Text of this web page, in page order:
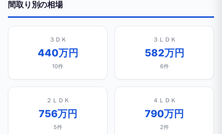
間取り別の相場
３ＤＫ
440万円
10件
３ＬＤＫ
582万円
6件
２ＬＤＫ
756万円
5件
４ＬＤＫ
790万円
2件